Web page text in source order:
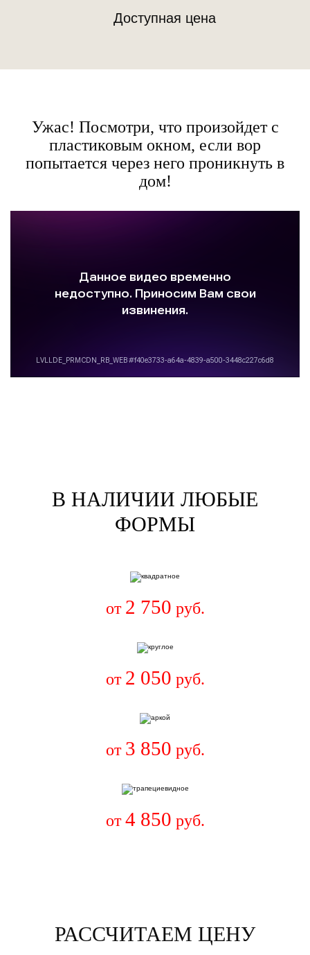
Доступная цена
Ужас! Посмотри, что произойдет с
пластиковым окном, если вор
попытается через него проникнуть в
дом!
В НАЛИЧИИ ЛЮБЫЕ
ФОРМЫ
от 2 750 руб.
от 2 050 руб.
от 3 850 руб.
от4 850 руб.
РАССЧИТАЕМ ЦЕНУ